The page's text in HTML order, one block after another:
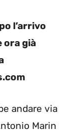
l’arrivo
ora già
andare via
Marin